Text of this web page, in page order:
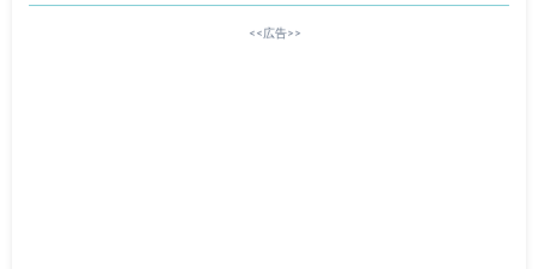
<<広告>>